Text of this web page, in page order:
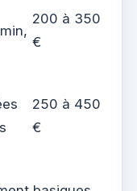
200 à 350
€
250 à 450
€